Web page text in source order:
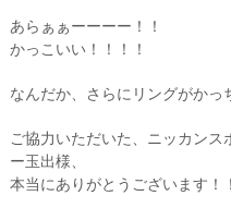
あらぁぁーーーー！！
かっこいい！！！！
なんだか、さらにリングがか
ご協力いただいた、ニッカン
ー玉出様、
本当にありがとうございます！！